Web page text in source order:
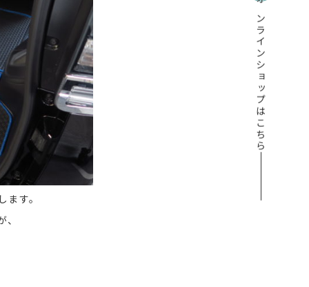
す。
オンラインショップはこちら